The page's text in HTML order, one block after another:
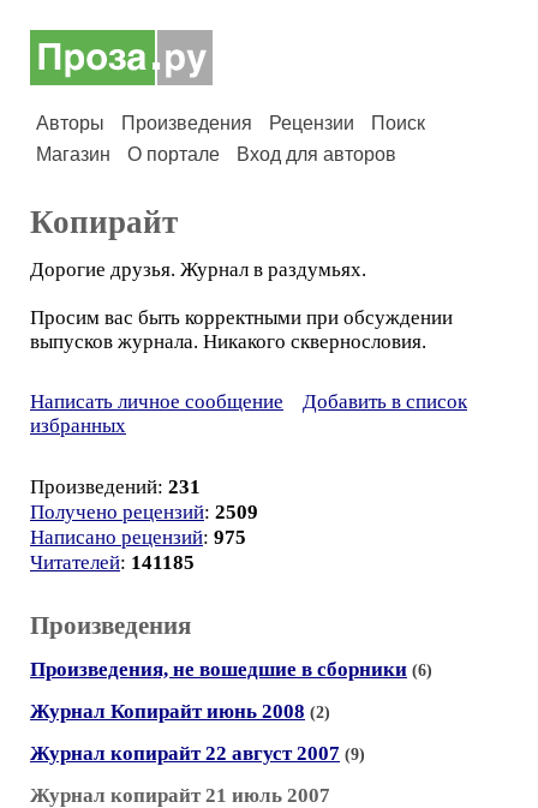
Авторы Произведения Рецензии
Поиск
Магазин
О портале Вход для авторов
Копирайт
Дорогие друзья. Журнал в раздумьях.
Просим вас быть корректными при обсуждении
выпусков журнала. Никакого сквернословия.
Написать личное сообщение
Добавить в список
избранных
Произведений: 231
Получено рецензий: 2509
Написано рецензий: 975
Читателей: 141185
Произведения
Произведения, не вошедшие в сборники (6)
Журнал Копирайт июнь 2008 (2)
Журнал копирайт 22 август 2007 (9)
Журнал копирайт 21 июль 2007